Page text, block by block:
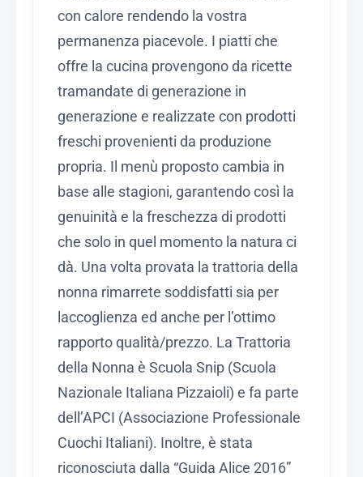
con calore rendendo la vostra
permanenza piacevole. I piatti che
offre la cucina provengono da ricette
tramandate di generazione in
generazione e realizzate con prodotti
freschi provenienti da produzione
propria. Il menù proposto cambia in
base alle stagioni, garantendo così la
genuinità e la freschezza di prodotti
che solo in quel momento la natura ci
dà. Una volta provata la trattoria della
nonna rimarrete soddisfatti sia per
laccoglienza ed anche per l’ottimo
rapporto qualità/prezzo. La Trattoria
della Nonna è Scuola Snip (Scuola
Nazionale Italiana Pizzaioli) e fa parte
dell’APCI (Associazione Professionale
Cuochi Italiani). Inoltre, è stata
riconosciuta dalla “Guida Alice 2016”